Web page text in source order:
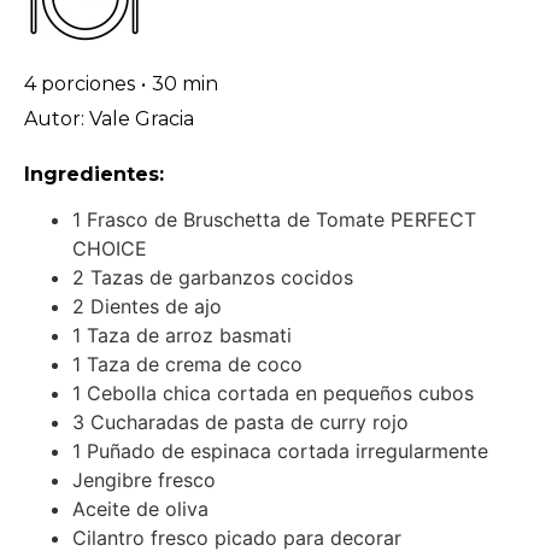
4 porciones • 30 min
Autor: Vale Gracia
Ingredientes:
1 Frasco de Bruschetta de Tomate PERFECT
CHOICE
2 Tazas de garbanzos cocidos
2 Dientes de ajo
1 Taza de arroz basmati
1 Taza de crema de coco
1 Cebolla chica cortada en pequeños cubos
3 Cucharadas de pasta de curry rojo
1 Puñado de espinaca cortada irregularmente
Jengibre fresco
Aceite de oliva
Cilantro fresco picado para decorar